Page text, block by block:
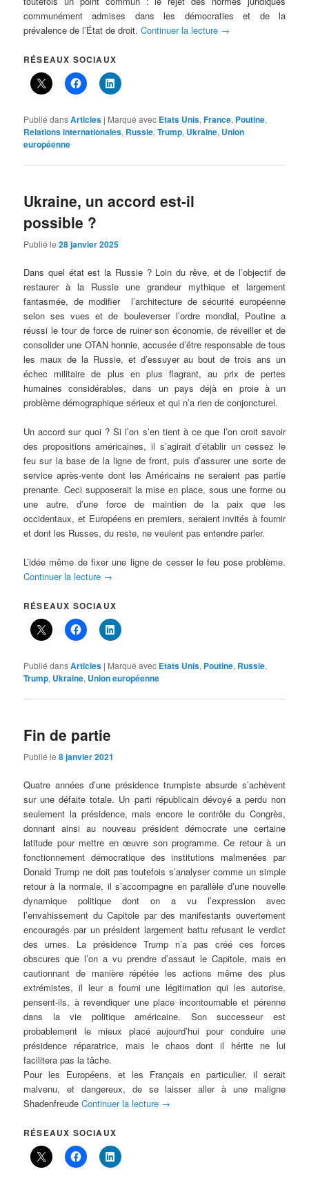
communément admises dans les démocraties et de la
prévalence de l’État de droit.Continuer la lecture →
RÉSEAUX SOCIAUX
Publié dansArticles | Marqué avec Etats Unis,France, Poutine,
Relations internationales, Russie,Trump, Ukraine, Union
européenne
Ukraine, un accord est-il
possible ?
Publié le28 janvier 2025
Dans quel état est la Russie ? Loin du rêve, et de l’objectif de
restaurer à la Russie une grandeur mythique et largement
fantasmée, de modifier l’architecture de sécurité européenne
selon ses vues et de bouleverser l’ordre mondial, Poutine a
réussi le tour de force de ruiner son économie, de réveiller et de
consolider une OTAN honnie, accusée d’être responsable de tous
les maux de la Russie, et d’essuyer au bout de trois ans un
échec militaire de plus en plus flagrant, au prix de pertes
humaines considérables, dans un pays déjà en proie à un
problème démographique sérieux et qui n’a rien de conjoncturel.
Un accord sur quoi ? Si l’on s’en tient à ce que l’on croit savoir
des propositions américaines, il s’agirait d’établir un cessez le
feu sur la base de la ligne de front, puis d’assurer une sorte de
service après-vente dont les Américains ne seraient pas partie
prenante. Ceci supposerait la mise en place, sous une forme ou
une autre, d’une force de maintien de la paix que les
occidentaux, et Européens en premiers, seraient invités à fournir
et dont les Russes, du reste, ne veulent pas entendre parler.
L’idée même de fixer une ligne de cesser le feu pose problème.
Continuer la lecture →
RÉSEAUX SOCIAUX
Publié dansArticles | Marqué avec Etats Unis, Poutine, Russie,
Trump, Ukraine, Union européenne
Fin de partie
Publié le8 janvier 2021
Quatre années d’une présidence trumpiste absurde s’achèvent
sur une défaite totale. Un parti républicain dévoyé a perdu non
seulement la présidence, mais encore le contrôle du Congrès,
donnant ainsi au nouveau président démocrate une certaine
latitude pour mettre en œuvre son programme. Ce retour à un
fonctionnement démocratique des institutions malmenées par
Donald Trump ne doit pas toutefois s’analyser comme un simple
retour à la normale, il s’accompagne en parallèle d’une nouvelle
dynamique politique dont on a vu l’expression avec
l’envahissement du Capitole par des manifestants ouvertement
encouragés par un président largement battu refusant le verdict
des urnes. La présidence Trump n’a pas créé ces forces
obscures que l’on a vu prendre d’assaut le Capitole, mais en
cautionnant de manière répétée les actions même des plus
extrémistes, il leur a fourni une légitimation qui les autorise,
pensent-ils, à revendiquer une place incontournable et pérenne
dans la vie politique américaine. Son successeur est
probablement le mieux placé aujourd’hui pour conduire une
présidence réparatrice, mais le chaos dont il hérite ne lui
facilitera pas la tâche.
Pour les Européens, et les Français en particulier, il serait
malvenu, et dangereux, de se laisser aller à une maligne
ShadenfreudeContinuer la lecture →
RÉSEAUX SOCIAUX